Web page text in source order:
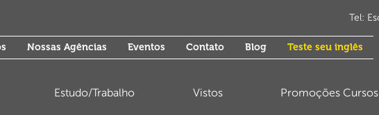
Nossas Agências Eventos Contato Blog Teste seu inglês
Estudo/Trabalho Vistos Promoções Cursos